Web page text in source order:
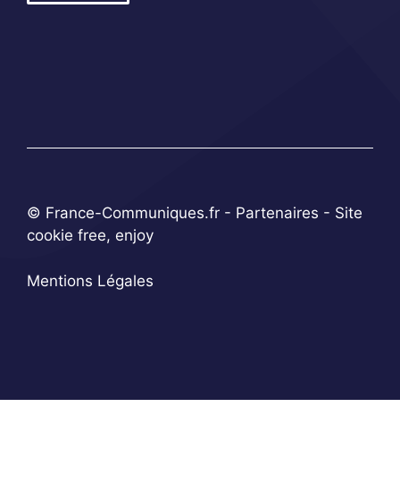
© France-Communiques.fr - Partenaires - Site
cookie free, enjoy
Mentions Légales